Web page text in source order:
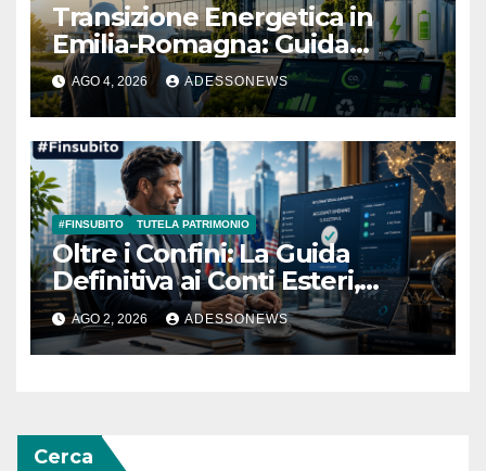
Transizione Energetica in
Emilia-Romagna: Guida
Completa per Ottenere il
Fondo Perduto sulle
Rinnovabili con #Finsubito –
#Adessonews – #Finsubito –
Adessonews
AGO 4, 2026 ADESSONEWS
#FINSUBITO TUTELA PATRIMONIO
Oltre i Confini: La Guida
Definitiva ai Conti Esteri,
Tutela del Patrimonio e
l’Esperienza di #Finsubito –
#Adessonews – #Finsubito –
AGO 2, 2026 ADESSONEWS
Cerca